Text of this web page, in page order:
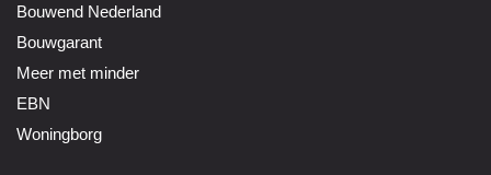
Bouwend Nederland
Bouwgarant
Meer met minder
EBN
Woningborg